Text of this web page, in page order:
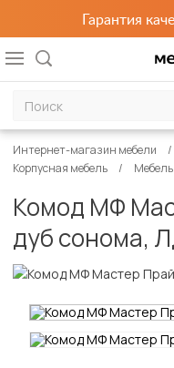
Гарантия
Интернет-магазин мебели
Корпусная мебель
Комод МФ
дуб сонома,